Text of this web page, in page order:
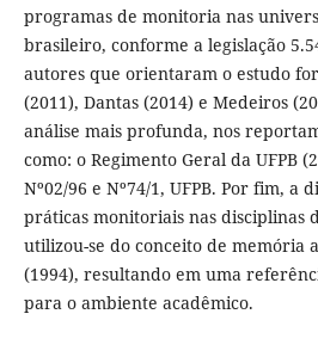
programas de monitoria nas
brasileiro, conforme a legislação
autores que orientaram o estudo
(2011), Dantas (2014) e Medeiros
análise mais profunda, nos
como: o Regimento Geral da UFPB
Nº02/96 e Nº74/1, UFPB. Por fim, a
práticas monitoriais nas disciplinas
utilizou-se do conceito de memória
(1994), resultando em uma
para o ambiente acadêmico.